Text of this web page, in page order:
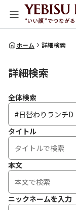
全体検索
ホーム 詳細検索
詳細検索
全体検索
タイトル
本文
ニックネームを入力